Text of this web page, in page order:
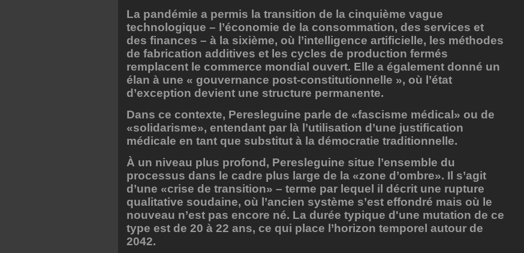
La pandémie a permis la transition de la cinquième vague
technologique – l’économie de la consommation, des services et
des finances – à la sixième, où l’intelligence artificielle, les méthodes
de fabrication additives et les cycles de production fermés
remplacent le commerce mondial ouvert. Elle a également donné un
élan à une « gouvernance post-constitutionnelle », où l’état
d’exception devient une structure permanente.
Dans ce contexte, Peresleguine parle de «fascisme médical» ou de
«solidarisme», entendant par là l’utilisation d’une justification
médicale en tant que substitut à la démocratie traditionnelle.
À un niveau plus profond, Peresleguine situe l’ensemble du
processus dans le cadre plus large de la «zone d’ombre». Il s’agit
d’une «crise de transition» – terme par lequel il décrit une rupture
qualitative soudaine, où l’ancien système s’est effondré mais où le
nouveau n’est pas encore né. La durée typique d'une mutation de ce
type est de 20 à 22 ans, ce qui place l’horizon temporel autour de
2042.